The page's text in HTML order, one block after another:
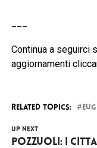
Continua a seguirci
aggiornamenti
RELATED TOPICS:
UP NEXT
Pozzuoli: i